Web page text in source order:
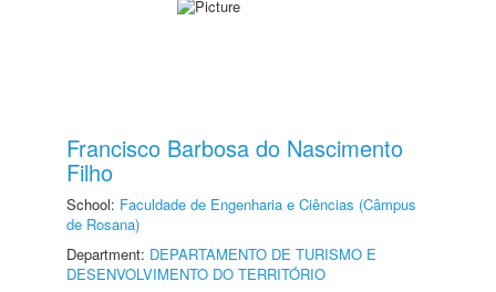
Francisco Barbosa do Nascimento
Filho
School: Faculdade de Engenharia e Ciências (Câmpus
de Rosana)
Department: DEPARTAMENTO DE TURISMO E
DESENVOLVIMENTO DO TERRITÓRIO